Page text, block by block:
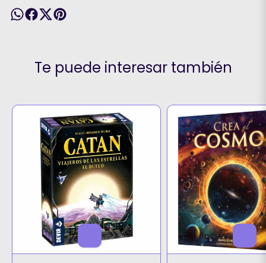
Te puede interesar también